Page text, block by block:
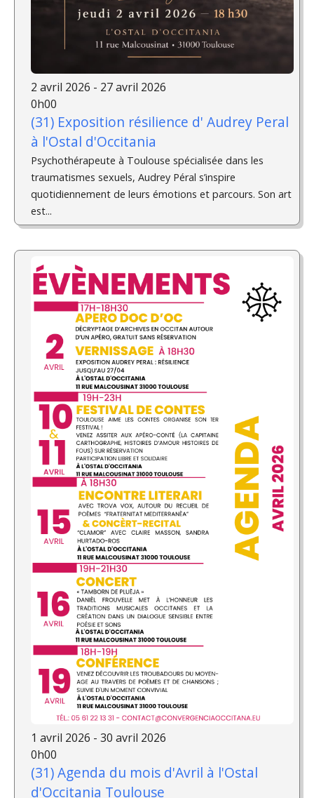
2 avril 2026 - 27 avril 2026
0h00
(31) Exposition résilience d'­ Audrey Peral
à l'Ostal d'Occitania
Psychothérapeute à Toulouse spécialisée dans les
traumatismes sexuels, Audrey Péral s’inspire
quotidiennement de leurs émotions et parcours. Son art
est...
1 avril 2026 - 30 avril 2026
0h00
(31) Agenda du mois d'Avril à l'Ostal
d'Occitania Toulouse